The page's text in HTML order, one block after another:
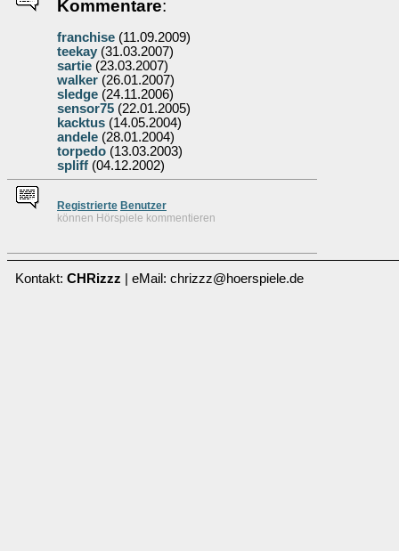
Kommentare:
franchise (11.09.2009)
teekay (31.03.2007)
sartie (23.03.2007)
walker (26.01.2007)
sledge (24.11.2006)
sensor75 (22.01.2005)
kacktus (14.05.2004)
andele (28.01.2004)
torpedo (13.03.2003)
spliff (04.12.2002)
Registrierte Benutzer
können Hörspiele kommentieren
Kontakt: CHRizzz | eMail: chrizzz@hoerspiele.de